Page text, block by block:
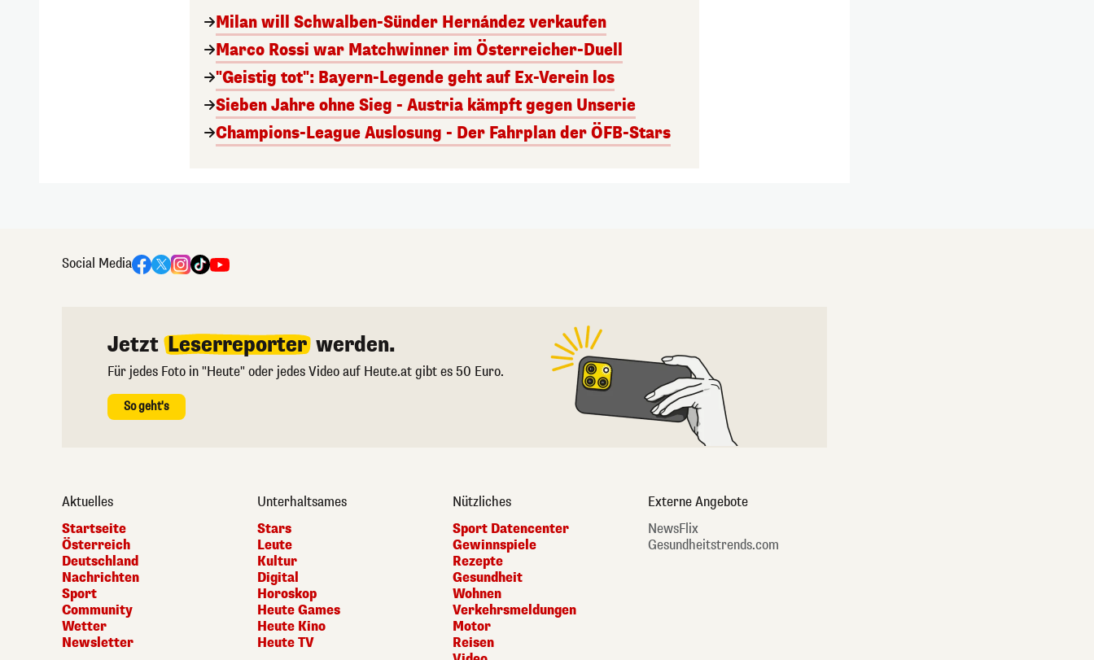
Milan will Schwalben-Sünder Hernández verkaufen
Marco Rossi war Matchwinner im Österreicher-Duell
"Geistig tot": Bayern-Legende geht auf Ex-Verein los
Sieben Jahre ohne Sieg - Austria kämpft gegen Unserie
Champions-League Auslosung - Der Fahrplan der ÖFB-Stars
Social Media
Jetzt Leserreporter werden.
Für jedes Foto in "Heute" oder jedes Video auf Heute.at gibt es 50 Euro.
So geht's
Aktuelles
Startseite
Österreich
Deutschland
Nachrichten
Sport
Community
Wetter
Newsletter
Unterhaltsames
Stars
Leute
Kultur
Digital
Horoskop
Heute Games
Heute Kino
Heute TV
Nützliches
Sport Datencenter
Gewinnspiele
Rezepte
Gesundheit
Wohnen
Verkehrsmeldungen
Motor
Reisen
Externe Angebote
NewsFlix
Gesundheitstrends.com